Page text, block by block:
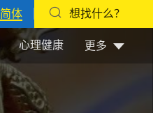
简体 想找什么？
心理健康 更多